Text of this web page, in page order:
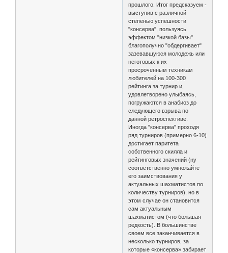
прошлого. Итог предсказуем -
выступив с различной
степенью успешности
"консерва", пользуясь
эффектом "низкой базы"
благополучно "обдергивает"
зазевавшуюся молодежь или
неготовых к их
просроченным техникам
любителей на 100-300
рейтинга за турнир и,
удовлетворено улыбаясь,
погружаются в анабиоз до
следующего взрыва по
данной ретроспективе.
Иногда "консерва" проходя
ряд турниров (примерно 6-10)
достигает паритета
собственного скилла и
рейтинговых значений (ну
соответственно умножайте
его заимствования у
актуальных шахматистов по
количеству турниров), но в
этом случае он становится
сам актуальным
шахматистом (что большая
редкость). В большинстве
своем все заканчивается в
несколько турниров, за
которые «консерва» забирает